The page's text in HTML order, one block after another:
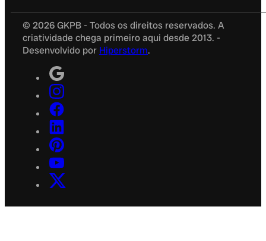
© 2026 GKPB - Todos os direitos reservados. A
criatividade chega primeiro aqui desde 2013. -
Desenvolvido por Hiperstorm.